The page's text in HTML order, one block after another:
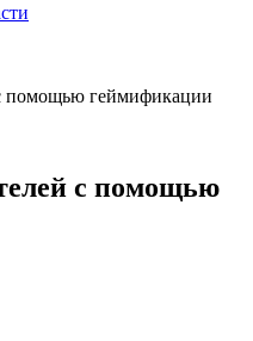
помощью геймификации
с помощью